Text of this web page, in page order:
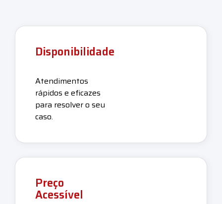
Disponibilidade
Atendimentos
rápidos e eficazes
para resolver o seu
caso.
Preço
Acessível